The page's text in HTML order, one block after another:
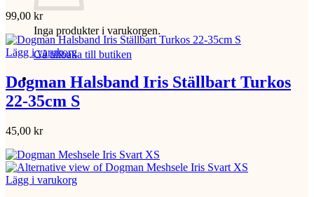
Inga produkter i varukorgen.
Gå tillbaka till butiken
99,00 kr
Lägg i varukorg
Dogman Halsband Iris Ställbart Turkos
22-35cm S
45,00 kr
Lägg i varukorg